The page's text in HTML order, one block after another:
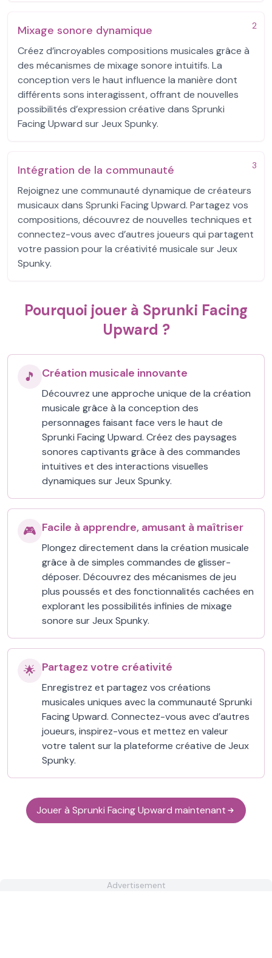
2
Mixage sonore dynamique
Créez d’incroyables compositions musicales grâce à
des mécanismes de mixage sonore intuitifs. La
conception vers le haut influence la manière dont
différents sons interagissent, offrant de nouvelles
possibilités d’expression créative dans Sprunki
Facing Upward sur Jeux Spunky.
3
Intégration de la communauté
Rejoignez une communauté dynamique de créateurs
musicaux dans Sprunki Facing Upward. Partagez vos
compositions, découvrez de nouvelles techniques et
connectez-vous avec d’autres joueurs qui partagent
votre passion pour la créativité musicale sur Jeux
Spunky.
Pourquoi jouer à Sprunki Facing
Upward ?
🎵 Création musicale innovante
Découvrez une approche unique de la création
musicale grâce à la conception des
personnages faisant face vers le haut de
Sprunki Facing Upward. Créez des paysages
sonores captivants grâce à des commandes
intuitives et des interactions visuelles
dynamiques sur Jeux Spunky.
🎮 Facile à apprendre, amusant à maîtriser
Plongez directement dans la création musicale
grâce à de simples commandes de glisser-
déposer. Découvrez des mécanismes de jeu
plus poussés et des fonctionnalités cachées en
explorant les possibilités infinies de mixage
sonore sur Jeux Spunky.
🌟 Partagez votre créativité
Enregistrez et partagez vos créations
musicales uniques avec la communauté Sprunki
Facing Upward. Connectez-vous avec d’autres
joueurs, inspirez-vous et mettez en valeur
votre talent sur la plateforme créative de Jeux
Spunky.
Jouer à Sprunki Facing Upward maintenant
Advertisement